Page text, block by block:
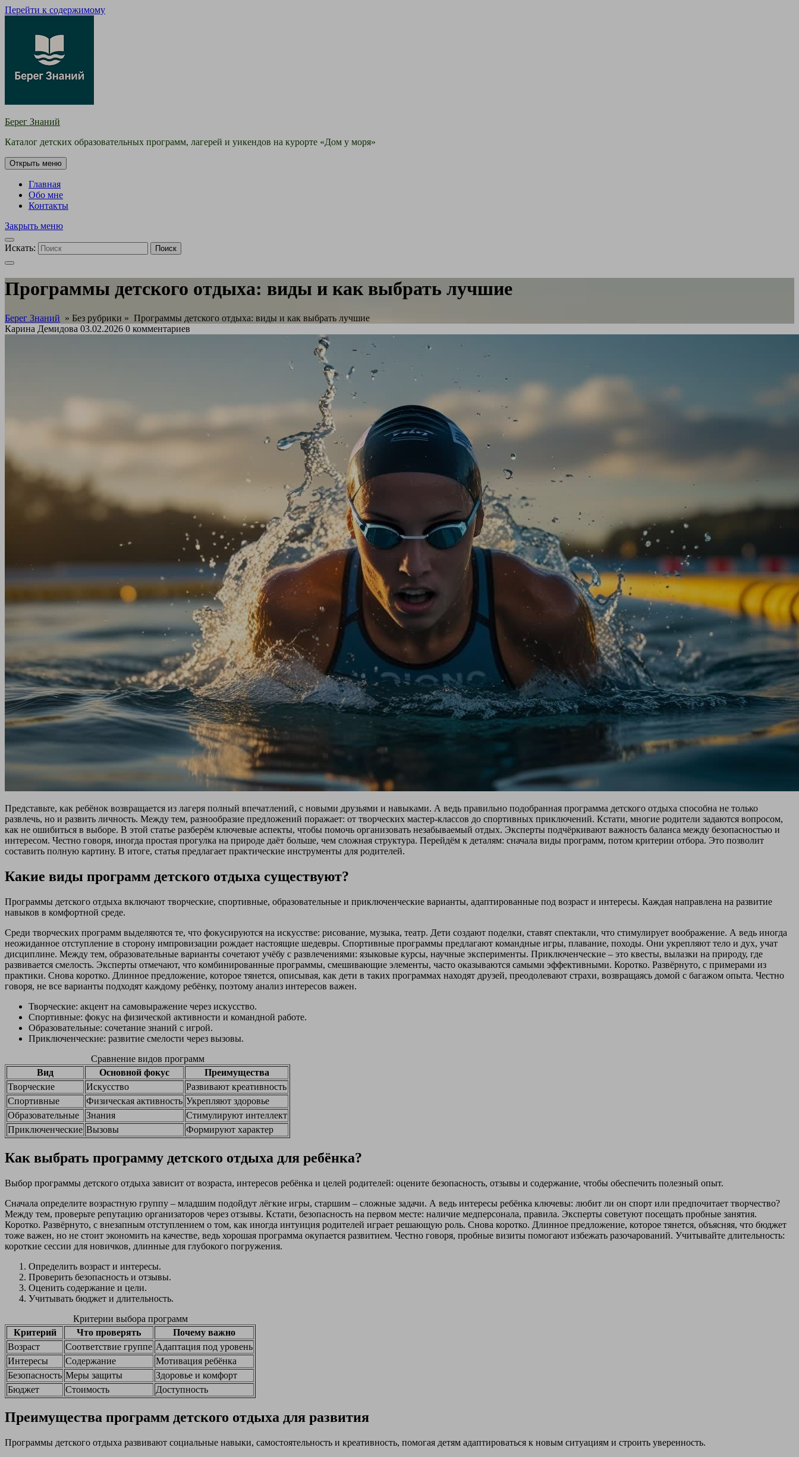
Перейти к содержимому
Берег Знаний
Каталог детских образовательных программ, лагерей и уикендов на курорте «Дом у моря»
Открыть меню
Главная
Обо мне
Контакты
Закрыть меню
Искать: Поиск
Программы детского отдыха: виды и как выбрать лучшие
Берег Знаний » Без рубрики » Программы детского отдыха: виды и как выбрать лучшие
Карина Демидова 03.02.2026 0 комментариев
Представьте, как ребёнок возвращается из лагеря полный впечатлений, с новыми друзьями и навыками. А ведь правильно подобранная программа детского отдыха способна не только
развлечь, но и развить личность. Между тем, разнообразие предложений поражает: от творческих мастер-классов до спортивных приключений. Кстати, многие родители задаются вопросом,
как не ошибиться в выборе. В этой статье разберём ключевые аспекты, чтобы помочь организовать незабываемый отдых. Эксперты подчёркивают важность баланса между безопасностью и
интересом. Честно говоря, иногда простая прогулка на природе даёт больше, чем сложная структура. Перейдём к деталям: сначала виды программ, потом критерии отбора. Это позволит
составить полную картину. В итоге, статья предлагает практические инструменты для родителей.
Какие виды программ детского отдыха существуют?
Программы детского отдыха включают творческие, спортивные, образовательные и приключенческие варианты, адаптированные под возраст и интересы. Каждая направлена на развитие
навыков в комфортной среде.
Среди творческих программ выделяются те, что фокусируются на искусстве: рисование, музыка, театр. Дети создают поделки, ставят спектакли, что стимулирует воображение. А ведь иногда
неожиданное отступление в сторону импровизации рождает настоящие шедевры. Спортивные программы предлагают командные игры, плавание, походы. Они укрепляют тело и дух, учат
дисциплине. Между тем, образовательные варианты сочетают учёбу с развлечениями: языковые курсы, научные эксперименты. Приключенческие – это квесты, вылазки на природу, где
развивается смелость. Эксперты отмечают, что комбинированные программы, смешивающие элементы, часто оказываются самыми эффективными. Коротко. Развёрнуто, с примерами из
практики. Снова коротко. Длинное предложение, которое тянется, описывая, как дети в таких программах находят друзей, преодолевают страхи, возвращаясь домой с багажом опыта. Честно
говоря, не все варианты подходят каждому ребёнку, поэтому анализ интересов важен.
Творческие: акцент на самовыражение через искусство.
Спортивные: фокус на физической активности и командной работе.
Образовательные: сочетание знаний с игрой.
Приключенческие: развитие смелости через вызовы.
Сравнение видов программ
Вид
Основной фокус
Преимущества
Творческие
Искусство
Развивают креативность
Спортивные
Физическая активность Укрепляют здоровье
Образовательные
Знания
Стимулируют интеллект
Приключенческие Вызовы Формируют характер
Как выбрать программу детского отдыха для ребёнка?
Выбор программы детского отдыха зависит от возраста, интересов ребёнка и целей родителей: оцените безопасность, отзывы и содержание, чтобы обеспечить полезный опыт.
Сначала определите возрастную группу – младшим подойдут лёгкие игры, старшим – сложные задачи. А ведь интересы ребёнка ключевы: любит ли он спорт или предпочитает творчество?
Между тем, проверьте репутацию организаторов через отзывы. Кстати, безопасность на первом месте: наличие медперсонала, правила. Эксперты советуют посещать пробные занятия.
Коротко. Развёрнуто, с внезапным отступлением о том, как иногда интуиция родителей играет решающую роль. Снова коротко. Длинное предложение, которое тянется, объясняя, что бюджет
тоже важен, но не стоит экономить на качестве, ведь хорошая программа окупается развитием. Честно говоря, пробные визиты помогают избежать разочарований. Учитывайте длительность:
короткие сессии для новичков, длинные для глубокого погружения.
Определить возраст и интересы.
Проверить безопасность и отзывы.
Оценить содержание и цели.
Учитывать бюджет и длительность.
Критерии выбора программ
Критерий
Что проверять
Почему важно
Возраст
Соответствие группе Адаптация под уровень
Интересы
Содержание
Мотивация ребёнка
Безопасность Меры защиты
Здоровье и комфорт
Бюджет
Стоимость Доступность
Преимущества программ детского отдыха для развития
Программы детского отдыха развивают социальные навыки, самостоятельность и креативность, помогая детям адаптироваться к новым ситуациям и строить уверенность.